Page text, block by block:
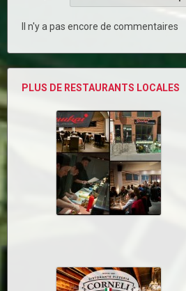
Il n'y a pas encore de commentaires
PLUS DE RESTAURANTS LOCALES